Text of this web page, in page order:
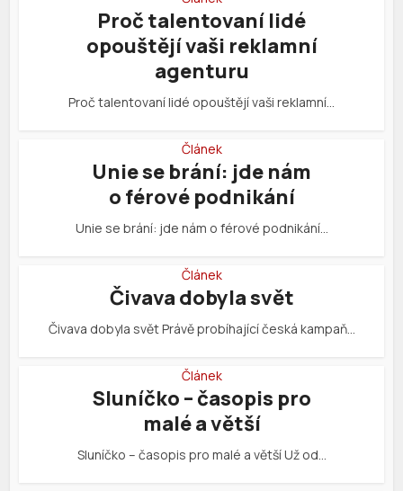
Proč talentovaní lidé
opouštějí vaši reklamní
agenturu
Proč talentovaní lidé opouštějí vaši reklamní…
Článek
Unie se brání: jde nám
o férové podnikání
Unie se brání: jde nám o férové podnikání…
Článek
Čivava dobyla svět
Čivava dobyla svět Právě probíhající česká kampaň…
Článek
Sluníčko – časopis pro
malé a větší
Sluníčko – časopis pro malé a větší Už od…